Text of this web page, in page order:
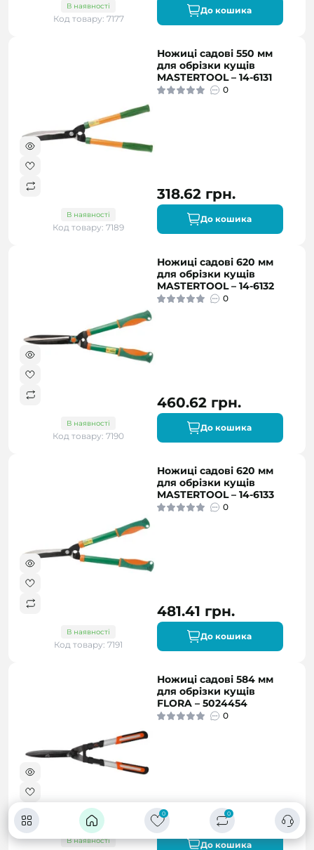
0 0
В наявності
Код товару: 7177
До кошика
В наявності
Код товару: 7189
Ножиці садові 550 мм
для обрізки кущів
MASTERTOOL – 14-6131
0
318.62 грн.
До кошика
В наявності
Код товару: 7190
Ножиці садові 620 мм
для обрізки кущів
MASTERTOOL – 14-6132
0
460.62 грн.
До кошика
В наявності
Код товару: 7191
Ножиці садові 620 мм
для обрізки кущів
MASTERTOOL – 14-6133
0
481.41 грн.
До кошика
В наявності
Ножиці садові 584 мм
для обрізки кущів
FLORA – 5024454
0
571.00 грн.
До кошика